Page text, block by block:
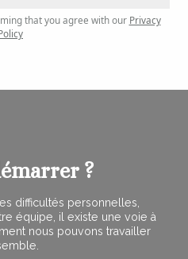
that you agree with our Privacy
?
difficultés personnelles,
équipe, il existe une voie à
nous pouvons travailler